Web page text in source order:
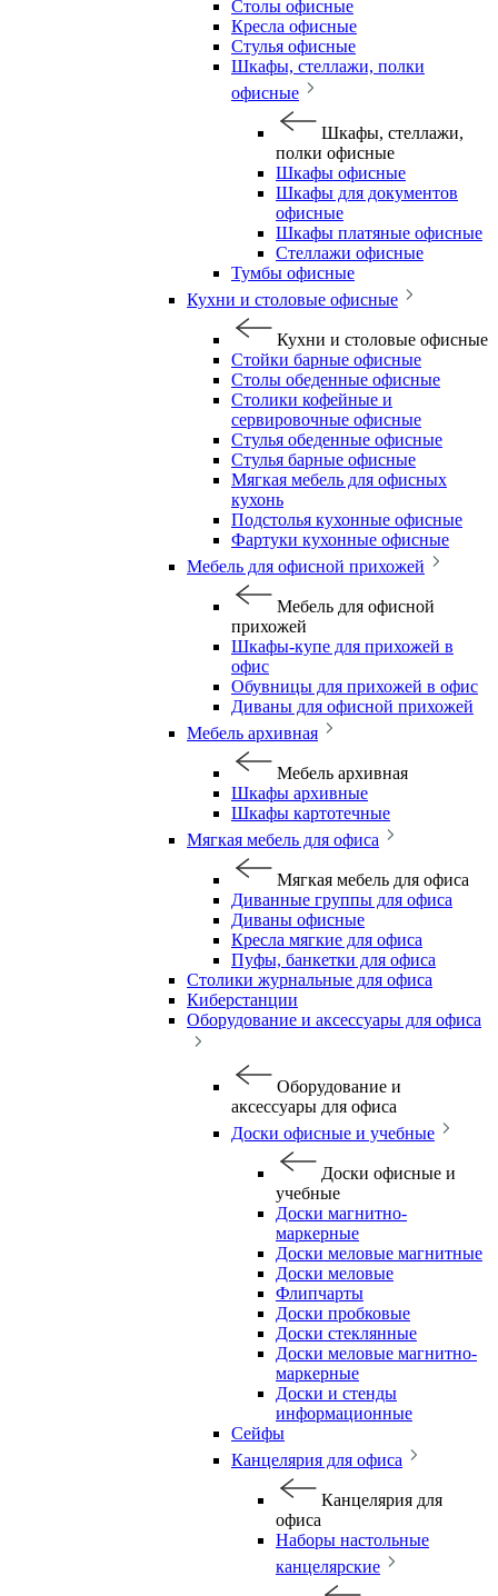
Столы офисные
Кресла офисные
Стулья офисные
Шкафы, стеллажи, полки
офисные
Шкафы, стеллажи,
полки офисные
Шкафы офисные
Шкафы для документов
офисные
Шкафы платяные офисные
Стеллажи офисные
Тумбы офисные
Кухни и столовые офисные
Кухни и столовые офисные
Стойки барные офисные
Столы обеденные офисные
Столики кофейные и
сервировочные офисные
Стулья обеденные офисные
Стулья барные офисные
Мягкая мебель для офисных
кухонь
Подстолья кухонные офисные
Фартуки кухонные офисные
Мебель для офисной прихожей
Мебель для офисной
прихожей
Шкафы-купе для прихожей в
офис
Обувницы для прихожей в офис
Диваны для офисной прихожей
Мебель архивная
Мебель архивная
Шкафы архивные
Шкафы картотечные
Мягкая мебель для офиса
Мягкая мебель для офиса
Диванные группы для офиса
Диваны офисные
Кресла мягкие для офиса
Пуфы, банкетки для офиса
Столики журнальные для офиса
Киберстанции
Оборудование и аксессуары для офиса
Оборудование и
аксессуары для офиса
Доски офисные и учебные
Доски офисные и
учебные
Доски магнитно-
маркерные
Доски меловые магнитные
Доски меловые
Флипчарты
Доски пробковые
Доски стеклянные
Доски меловые магнитно-
маркерные
Доски и стенды
информационные
Сейфы
Канцелярия для офиса
Канцелярия для
офиса
Наборы настольные
канцелярские